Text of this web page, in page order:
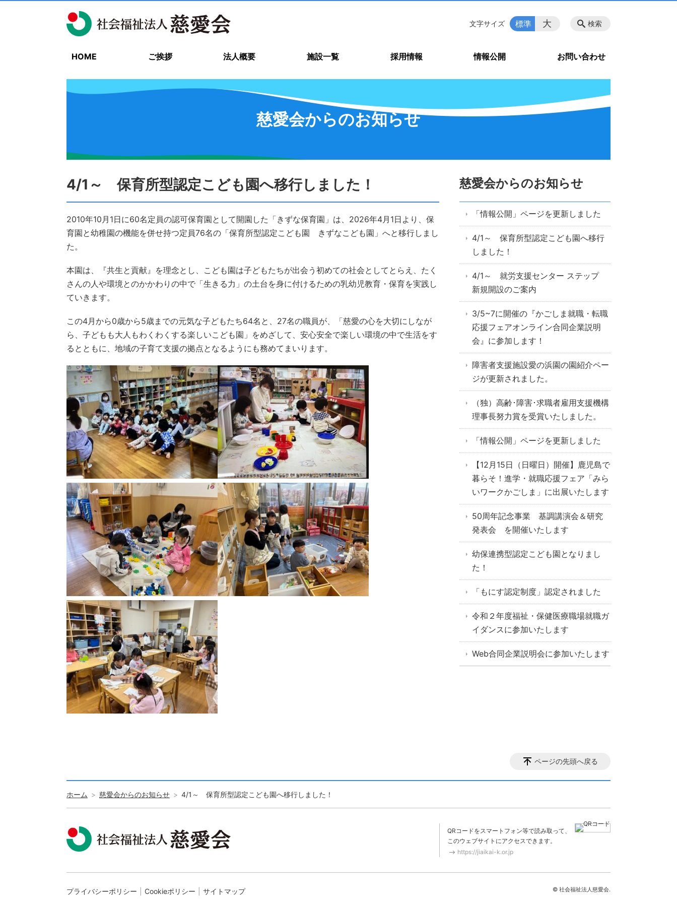
HOME ご挨拶 法人概要 施設一覧 採用情報 情報公開 お問い合わせ
検索
文字サイズ 標準 大
慈愛会からのお知らせ
4/1～ 保育所型認定こども園へ移行しました！
2010年10月1日に60名定員の認可保育園として開園した「きずな保育園」は、2026年4月1日より、保
育園と幼稚園の機能を併せ持つ定員76名の「保育所型認定こども園 きずなこども園」へと移行しまし
た。
本園は、『共生と貢献』を理念とし、こども園は子どもたちが出会う初めての社会としてとらえ、たく
さんの人や環境とのかかわりの中で「生きる力」の土台を身に付けるための乳幼児教育・保育を実践し
ていきます。
この4月から0歳から5歳までの元気な子どもたち64名と、27名の職員が、「慈愛の心を大切にしなが
ら、子どもも大人もわくわくする楽しいこども園」をめざして、安心安全で楽しい環境の中で生活をす
るとともに、地域の子育て支援の拠点となるようにも務めてまいります。
慈愛会からのお知らせ
「情報公開」ページを更新しました
4/1～ 保育所型認定こども園へ移行
しました！
4/1～ 就労支援センター ステップ
新規開設のご案内
3/5~7に開催の『かごしま就職・転職
応援フェアオンライン合同企業説明
会』に参加します！
障害者支援施設愛の浜園の園紹介ペー
ジが更新されました。
（独）高齢･障害･求職者雇用支援機構
理事長努力賞を受賞いたしました。
「情報公開」ページを更新しました
【12月15日（日曜日）開催】鹿児島で
暮らそ！進学・就職応援フェア「みら
いワークかごしま」に出展いたします
50周年記念事業 基調講演会＆研究
発表会 を開催いたします
幼保連携型認定こども園となりまし
た！
「もにす認定制度」認定されました
令和２年度福祉・保健医療職場就職ガ
イダンスに参加いたします
Web合同企業説明会に参加いたします
ページの先頭へ戻る
ホーム 慈愛会からのお知らせ 4/1～ 保育所型認定こども園へ移行しました！
QRコードをスマートフォン等で読み取って、
このウェブサイトにアクセスできます。
https://jiaikai-k.or.jp
プライバシーポリシー Cookieポリシー サイトマップ © 社会福祉法人慈愛会.